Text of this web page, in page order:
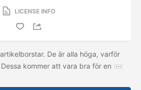
LICENSE INFO
De är alla höga, varför
kommer att vara bra för en